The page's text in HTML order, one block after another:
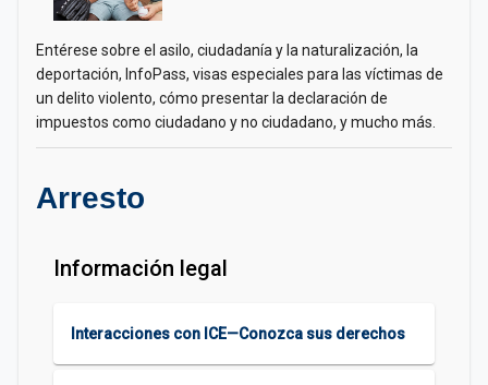
Entérese sobre el asilo, ciudadanía y la naturalización, la
deportación, InfoPass, visas especiales para las víctimas de
un delito violento, cómo presentar la declaración de
impuestos como ciudadano y no ciudadano, y mucho más.
Arresto
Información legal
Interacciones con ICE—Conozca sus derechos